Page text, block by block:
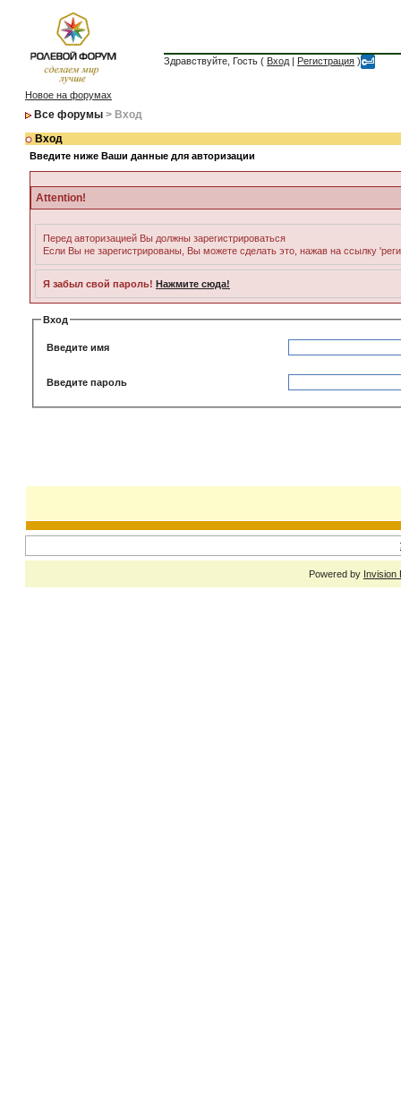
Здравствуйте, Гость ( Вход | Регистрация )
Новое на форумах
Все форумы > Вход
Вход
Введите ниже Ваши данные для авторизации
Attention!
Перед авторизацией Вы должны зарегистрироваться
Если Вы не зарегистрированы, Вы можете сделать это, нажав на ссылку
Я забыл свой пароль! Нажмите сюда!
Вход
Введите имя
Введите пароль
Powered by Invision